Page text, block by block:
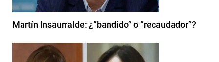
Martín Insaurralde: ¿“bandido” o “recaudador”?